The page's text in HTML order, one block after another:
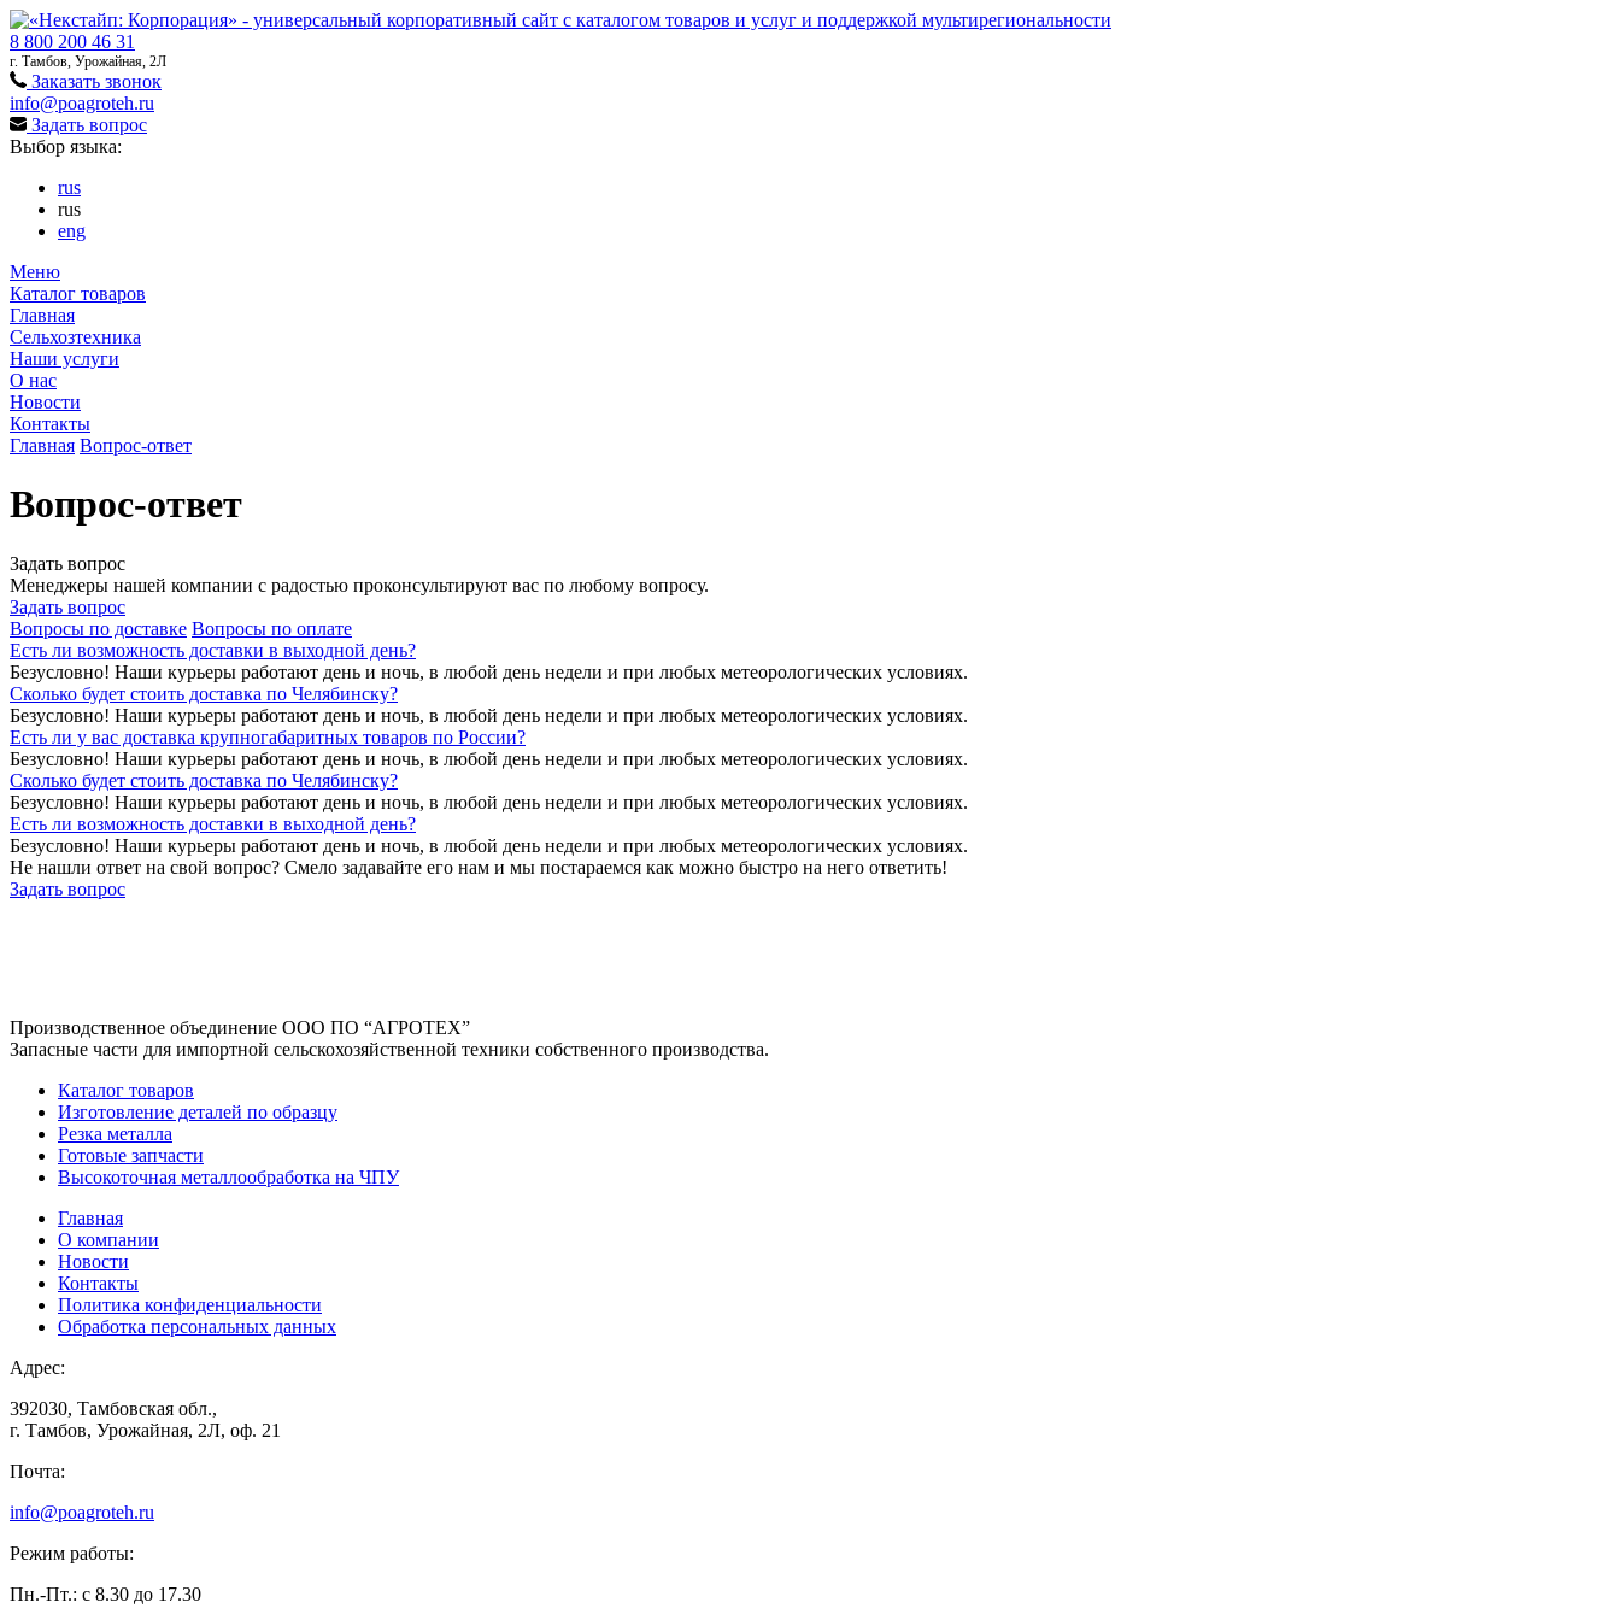
8 800 200 46 31
г. Тамбов, Урожайная, 2Л
Заказать звонок
info@poagroteh.ru
Задать вопрос
Выбор языка:
rus
rus
eng
Меню
Каталог товаров
Главная
Сельхозтехника
Наши услуги
О нас
Новости
Контакты
Главная Вопрос-ответ
Вопрос-ответ
Задать вопрос
Менеджеры нашей компании с радостью проконсультируют вас по любому вопросу.
Задать вопрос
Вопросы по доставке Вопросы по оплате
Есть ли возможность доставки в выходной день?
Безусловно! Наши курьеры работают день и ночь, в любой день недели и при любых метеорологических условиях.
Сколько будет стоить доставка по Челябинску?
Безусловно! Наши курьеры работают день и ночь, в любой день недели и при любых метеорологических условиях.
Есть ли у вас доставка крупногабаритных товаров по России?
Безусловно! Наши курьеры работают день и ночь, в любой день недели и при любых метеорологических условиях.
Сколько будет стоить доставка по Челябинску?
Безусловно! Наши курьеры работают день и ночь, в любой день недели и при любых метеорологических условиях.
Есть ли возможность доставки в выходной день?
Безусловно! Наши курьеры работают день и ночь, в любой день недели и при любых метеорологических условиях.
Не нашли ответ на свой вопрос? Смело задавайте его нам и мы постараемся как можно быстро на него ответить!
Задать вопрос
Производственное объединение ООО ПО “АГРОТЕХ”
Запасные части для импортной сельскохозяйственной техники собственного производства.
Каталог товаров
Изготовление деталей по образцу
Резка металла
Готовые запчасти
Высокоточная металлообработка на ЧПУ
Главная
О компании
Новости
Контакты
Политика конфиденциальности
Обработка персональных данных
Адрес:
392030, Тамбовская обл.,
г. Тамбов, Урожайная, 2Л, оф. 21
Почта:
info@poagroteh.ru
Режим работы:
Пн.-Пт.: с 8.30 до 17.30